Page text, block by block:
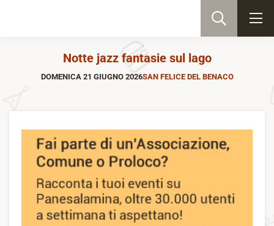
Notte jazz fantasie sul lago
DOMENICA 21 GIUGNO 2026SAN FELICE DEL BENACO